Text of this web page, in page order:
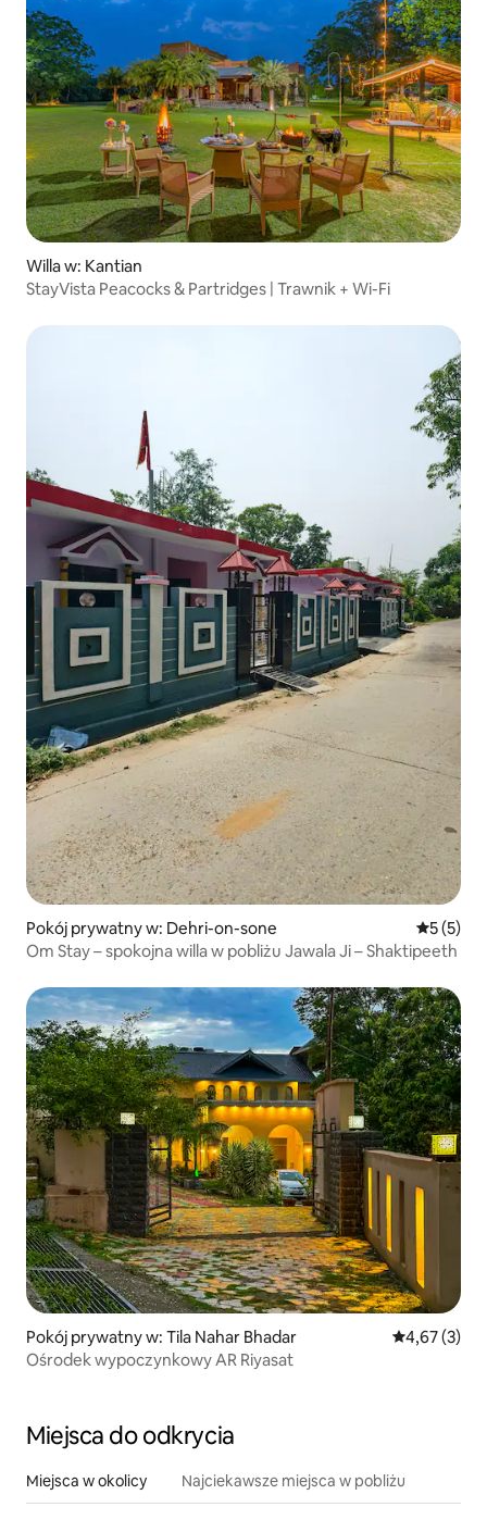
Willa w: Kantian
StayVista Peacocks & Partridges | Trawnik + Wi-Fi
Pokój prywatny w: Dehri-on-sone Średnia
5 (5)
Om Stay – spokojna willa w pobliżu Jawala Ji – Shaktipeeth
Pokój prywatny w: Tila Nahar Bhadar Średnia
4,67 (3)
Ośrodek wypoczynkowy AR Riyasat
Miejsca do odkrycia
Miejsca w okolicy Najciekawsze miejsca w pobliżu